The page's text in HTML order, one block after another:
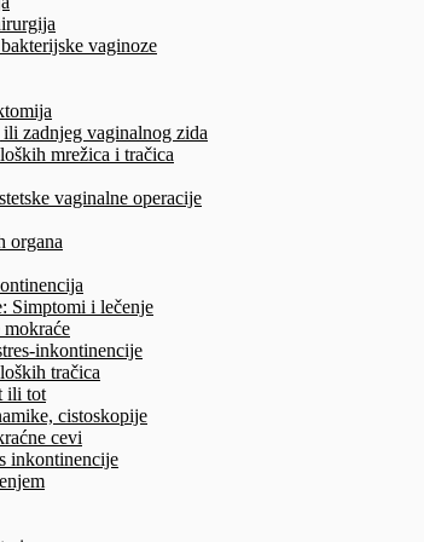
vaginoze
zadnjeg vaginalnog zida
mrežica i tračica
vaginalne operacije
organa
Simptomi i lečenje
inkontinencije
tračica
ili tot
cistoskopije
cevi
inkontinencije